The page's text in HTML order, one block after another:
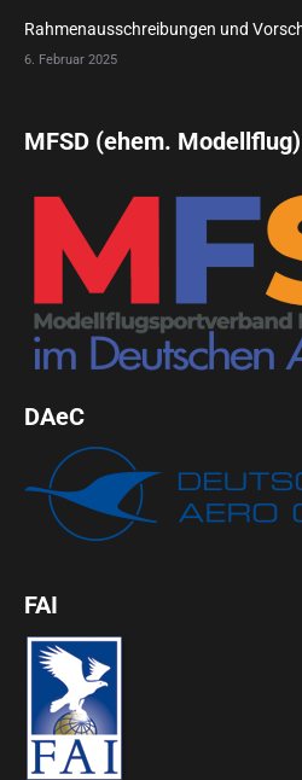
Rahmenausschreibungen und
6. Februar 2025
MFSD (ehem.
DAeC
FAI